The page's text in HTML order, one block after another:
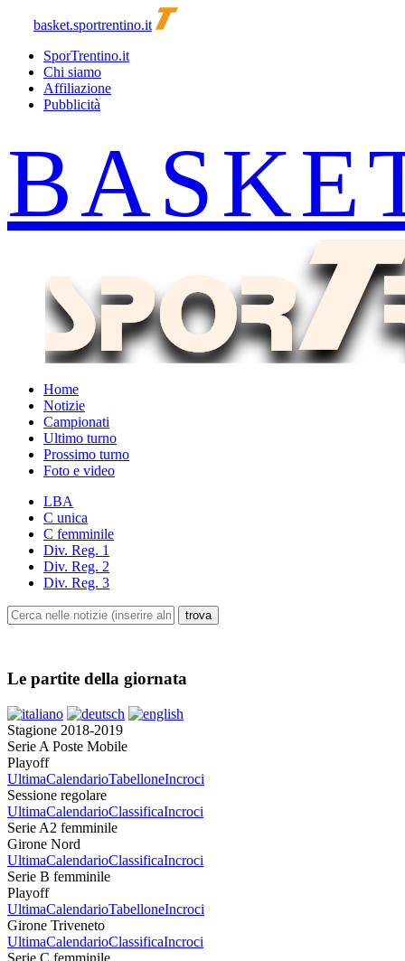
basket.sportrentino.it
SporTrentino.it
Chi siamo
Affiliazione
Pubblicità
Home
Notizie
Campionati
Ultimo turno
Prossimo turno
Foto e video
LBA
C unica
C femminile
Div. Reg. 1
Div. Reg. 2
Div. Reg. 3
Le partite della giornata
Stagione 2018-2019
Serie A Poste Mobile
Playoff
UltimaCalendarioTabelloneIncroci
Sessione regolare
UltimaCalendarioClassificaIncroci
Serie A2 femminile
Girone Nord
UltimaCalendarioClassificaIncroci
Serie B femminile
Playoff
UltimaCalendarioTabelloneIncroci
Girone Triveneto
UltimaCalendarioClassificaIncroci
Serie C femminile